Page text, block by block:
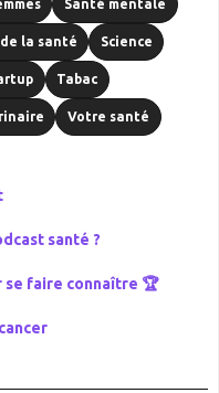
Santé mentale
la santé Science
Tabac
Votre santé
santé ?
se faire connaître 🏆